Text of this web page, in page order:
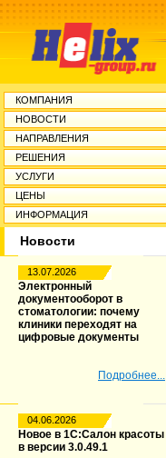
КОМПАНИЯ
НОВОСТИ
НАПРАВЛЕНИЯ
РЕШЕНИЯ
УСЛУГИ
ЦЕНЫ
ИНФОРМАЦИЯ
Новости
13.07.2026
Электронный
документооборот в
стоматологии: почему
клиники переходят на
цифровые документы
Подробнее...
04.06.2026
Новое в 1С:Салон красоты
в версии 3.0.49.1